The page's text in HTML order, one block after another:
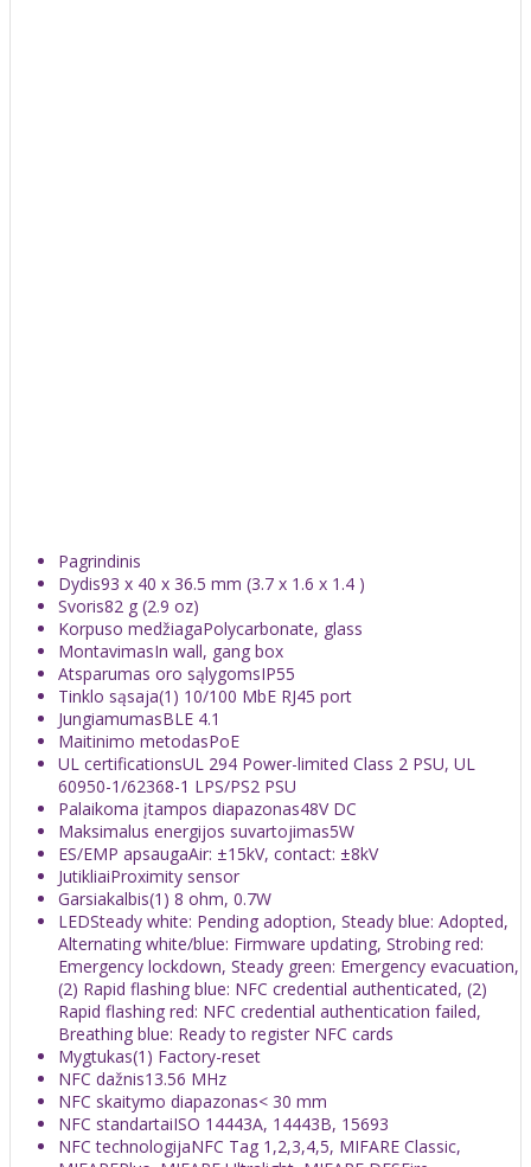
Pagrindinis
Dydis93 x 40 x 36.5 mm (3.7 x 1.6 x 1.4 )
Svoris82 g (2.9 oz)
Korpuso medžiagaPolycarbonate, glass
MontavimasIn wall, gang box
Atsparumas oro sąlygomsIP55
Tinklo sąsaja(1) 10/100 MbE RJ45 port
JungiamumasBLE 4.1
Maitinimo metodasPoE
UL certificationsUL 294 Power-limited Class 2 PSU, UL
60950-1/62368-1 LPS/PS2 PSU
Palaikoma įtampos diapazonas48V DC
Maksimalus energijos suvartojimas5W
ES/EMP apsaugaAir: ±15kV, contact: ±8kV
JutikliaiProximity sensor
Garsiakalbis(1) 8 ohm, 0.7W
LEDSteady white: Pending adoption, Steady blue: Adopted,
Alternating white/blue: Firmware updating, Strobing red:
Emergency lockdown, Steady green: Emergency evacuation,
(2) Rapid flashing blue: NFC credential authenticated, (2)
Rapid flashing red: NFC credential authentication failed,
Breathing blue: Ready to register NFC cards
Mygtukas(1) Factory-reset
NFC dažnis13.56 MHz
NFC skaitymo diapazonas< 30 mm
NFC standartaiISO 14443A, 14443B, 15693
NFC technologijaNFC Tag 1,2,3,4,5, MIFARE Classic,